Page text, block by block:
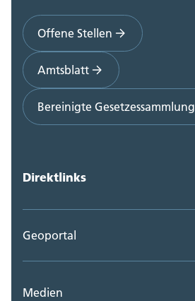
Offene Stellen
Amtsblatt
Bereinigte Gesetzessammlung
Direktlinks
Geoportal
Medien